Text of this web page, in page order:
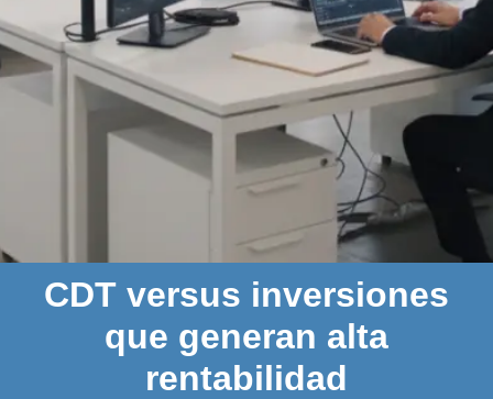
CDT versus inversiones
que generan alta
rentabilidad